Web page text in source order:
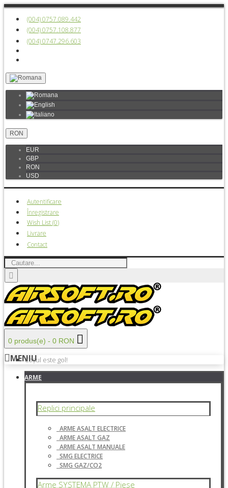
(004) 0757.089.442
(004) 0757.108.877
(004) 0747.296.603
RON
EUR
GBP
RON
USD
Autentificare
Înregistrare
Wish List (0)
Livrare
Contact
0 produs(e) - 0 RON
Coșul este gol!
MENIU
ARME
Replici principale
ARME ASALT ELECTRICE
ARME ASALT GAZ
ARME ASALT MANUALE
SMG ELECTRICE
SMG GAZ/CO2
Arme SYSTEMA PTW / Piese